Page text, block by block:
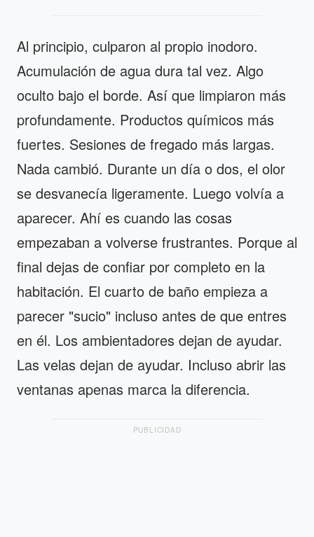
Al principio, culparon al propio inodoro.
Acumulación de agua dura tal vez. Algo
oculto bajo el borde. Así que limpiaron más
profundamente. Productos químicos más
fuertes. Sesiones de fregado más largas.
Nada cambió. Durante un día o dos, el olor
se desvanecía ligeramente. Luego volvía a
aparecer. Ahí es cuando las cosas
empezaban a volverse frustrantes. Porque al
final dejas de confiar por completo en la
habitación. El cuarto de baño empieza a
parecer "sucio" incluso antes de que entres
en él. Los ambientadores dejan de ayudar.
Las velas dejan de ayudar. Incluso abrir las
ventanas apenas marca la diferencia.
PUBLICIDAD